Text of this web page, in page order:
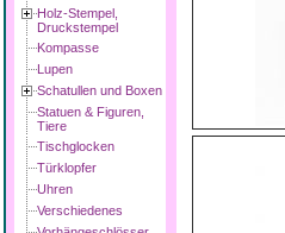
Holz-Stempel,
Druckstempel
Kompasse
Lupen
Schatullen und Boxen
Statuen & Figuren,
Tiere
Tischglocken
Türklopfer
Uhren
Verschiedenes